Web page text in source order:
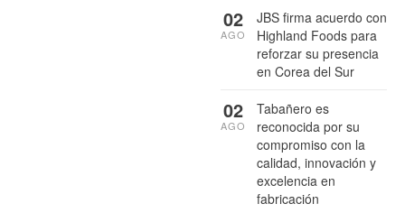
JBS firma acuerdo con
Highland Foods para
reforzar su presencia
en Corea del Sur
02
AGO
Tabañero es
reconocida por su
compromiso con la
calidad, innovación y
excelencia en
fabricación
02
AGO